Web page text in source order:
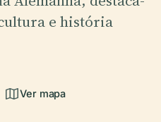
e história
Ver mapa